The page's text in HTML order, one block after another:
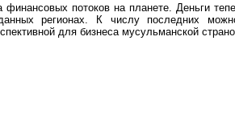
потоков на планете. Деньги
регионах. К числу последних
для бизнеса мусульманской